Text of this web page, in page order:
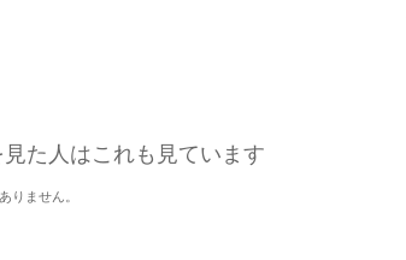
た人はこれも見ています
りません。